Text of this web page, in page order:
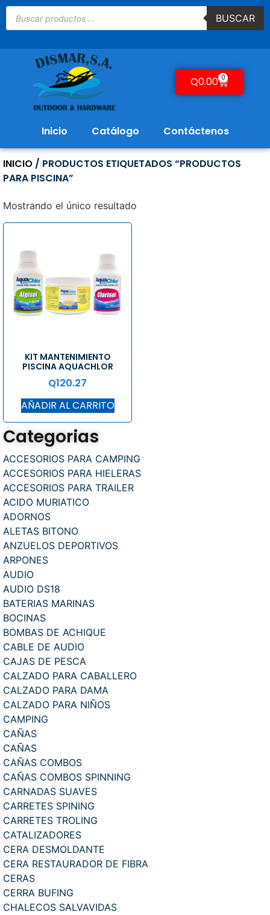
BUSCAR
Q0.00 0
Inicio Catálogo Contáctenos
Categorias
ACCESORIOS PARA CAMPING
ACCESORIOS PARA HIELERAS
ACCESORIOS PARA TRAILER
ACIDO MURIATICO
ADORNOS
ALETAS BITONO
ANZUELOS DEPORTIVOS
ARPONES
AUDIO
AUDIO DS18
BATERIAS MARINAS
BOCINAS
BOMBAS DE ACHIQUE
CABLE DE AUDIO
CAJAS DE PESCA
CALZADO PARA CABALLERO
CALZADO PARA DAMA
CALZADO PARA NIÑOS
CAMPING
CAÑAS
CAÑAS
CAÑAS COMBOS
CAÑAS COMBOS SPINNING
CARNADAS SUAVES
CARRETES SPINING
CARRETES TROLING
CATALIZADORES
CERA DESMOLDANTE
CERA RESTAURADOR DE FIBRA
CERAS
CERRA BUFING
CHALECOS SALVAVIDAS
INICIO / PRODUCTOS ETIQUETADOS “PRODUCTOS
PARA PISCINA”
Mostrando el único resultado
KIT MANTENIMIENTO
PISCINA AQUACHLOR
Q120.27
AÑADIR AL CARRITO